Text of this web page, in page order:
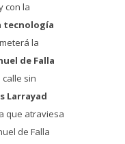
con la
tecnología
la
de Falla
calle sin
Larrayad
que atraviesa
de Falla